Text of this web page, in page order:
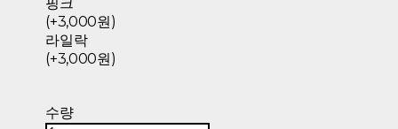
(+3,000원)
라일락
(+3,000원)
수량